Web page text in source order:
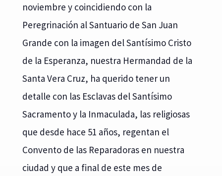
noviembre y coincidiendo con la
Peregrinación al Santuario de San Juan
Grande con la imagen del Santísimo Cristo
de la Esperanza, nuestra Hermandad de la
Santa Vera Cruz, ha querido tener un
detalle con las Esclavas del Santísimo
Sacramento y la Inmaculada, las religiosas
que desde hace 51 años, regentan el
Convento de las Reparadoras en nuestra
ciudad y que a final de este mes de